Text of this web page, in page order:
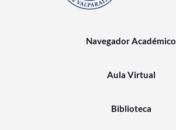
Navegador Académico
Aula Virtual
Biblioteca